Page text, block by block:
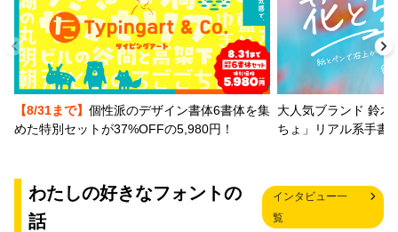
【8/31まで】 個性派のデザイン書体6書体を集
めた特別セットが37%OFFの5,980円！
大人気ブランド 鈴木
ちょ」リアル系手書
わたしの好きなフォントの
話
インタビュー一
覧